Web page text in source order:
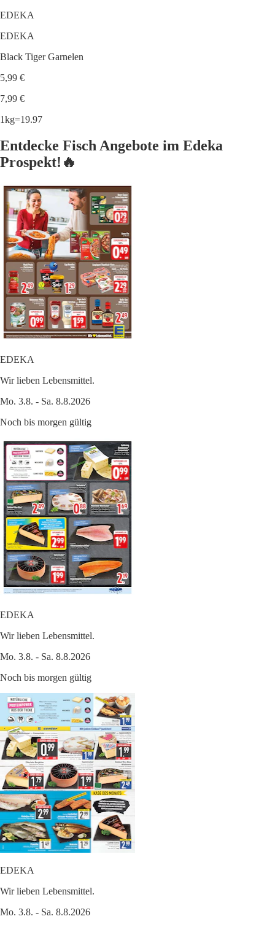
EDEKA
EDEKA
Black Tiger Garnelen
5,99 €
7,99 €
1kg=19.97
Entdecke Fisch Angebote im Edeka
Prospekt!🔥
EDEKA
Wir lieben Lebensmittel.
Mo. 3.8. - Sa. 8.8.2026
Noch bis morgen gültig
EDEKA
Wir lieben Lebensmittel.
Mo. 3.8. - Sa. 8.8.2026
Noch bis morgen gültig
EDEKA
Wir lieben Lebensmittel.
Mo. 3.8. - Sa. 8.8.2026